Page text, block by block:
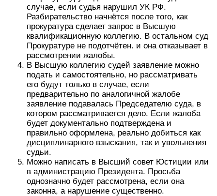
случае, если судья нарушил УК РФ.
Разбирательство начнётся после того, как
прокуратура сделает запрос в Высшую
квалификационную коллегию. В остальном суд
Прокуратуре не подотчётен. и она отказывает в
рассмотрении жалобы.
В Высшую коллегию судей заявление можно
подать и самостоятельно, но рассматривать
его будут только в случае, если
предварительно по аналогичной жалобе
заявление подавалась Председателю суда, в
котором рассматривается дело. Если жалоба
будет документально подтверждена и
правильно оформлена, реально добиться как
дисциплинарного взыскания, так и увольнения
судьи.
Можно написать в Высший совет Юстиции или
в администрацию Президента. Просьба
однозначно будет рассмотрена, если она
законна, а нарушение существенно.